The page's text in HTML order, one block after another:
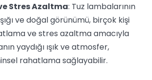
Stres Azaltma: Tuz lambalarının
ve doğal görünümü, birçok kişi
ve stres azaltma amacıyla
yaydığı ışık ve atmosfer,
rahatlama sağlayabilir.